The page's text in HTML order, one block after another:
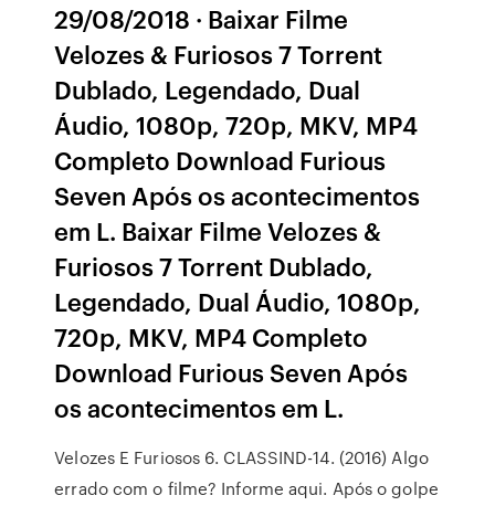
29/08/2018 · Baixar Filme
Velozes & Furiosos 7 Torrent
Dublado, Legendado, Dual
Áudio, 1080p, 720p, MKV, MP4
Completo Download Furious
Seven Após os acontecimentos
em L. Baixar Filme Velozes &
Furiosos 7 Torrent Dublado,
Legendado, Dual Áudio, 1080p,
720p, MKV, MP4 Completo
Download Furious Seven Após
os acontecimentos em L.
Velozes E Furiosos 6. CLASSIND-14. (2016) Algo
errado com o filme? Informe aqui. Após o golpe